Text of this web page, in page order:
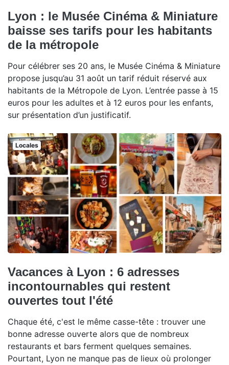
Lyon : le Musée Cinéma & Miniature
baisse ses tarifs pour les habitants
de la métropole
Pour célébrer ses 20 ans, le Musée Cinéma & Miniature
propose jusqu’au 31 août un tarif réduit réservé aux
habitants de la Métropole de Lyon. L’entrée passe à 15
euros pour les adultes et à 12 euros pour les enfants,
sur présentation d’un justificatif.
Locales
Vacances à Lyon : 6 adresses
incontournables qui restent
ouvertes tout l'été
Chaque été, c'est le même casse-tête : trouver une
bonne adresse ouverte alors que de nombreux
restaurants et bars ferment quelques semaines.
Pourtant, Lyon ne manque pas de lieux où prolonger